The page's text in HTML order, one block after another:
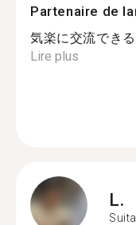
Partenaire de
気楽に交流でき
Lire plus
L.
Suita